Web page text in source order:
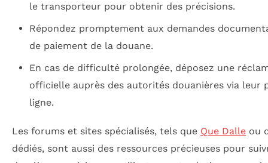
le transporteur pour obtenir des précisions.
Répondez promptement aux demandes
de paiement de la douane.
En cas de difficulté prolongée, déposez une
officielle auprès des autorités douanières via leur
ligne.
Les forums et sites spécialisés, tels que Que Dalle ou
dédiés, sont aussi des ressources précieuses pour